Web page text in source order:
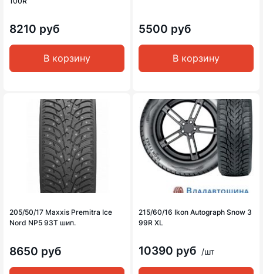
8210 руб
В корзину
5500 руб
В корзину
205/50/17 Maxxis Premitra Ice
Nord NP5 93T шип.
8650 руб
215/60/16 Ikon Autograph Snow 3
99R XL
10390 руб /шт